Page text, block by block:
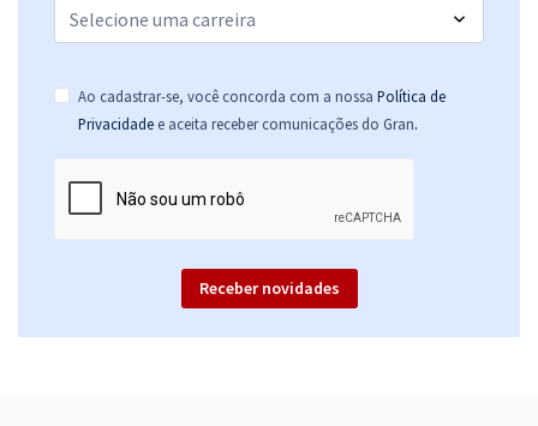
Ao cadastrar-se, você concorda com a nossa Política de
Privacidade e aceita receber comunicações do Gran.
Receber novidades